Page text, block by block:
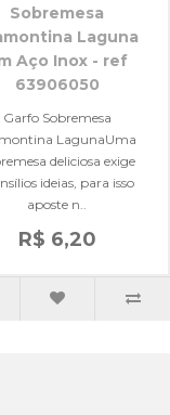
Sobremesa
Laguna
Aço Inox - ref
63906050
Garfo Sobremesa
LagunaUma
deliciosa exige
ideias, para isso
aposte n..
R$ 6,20